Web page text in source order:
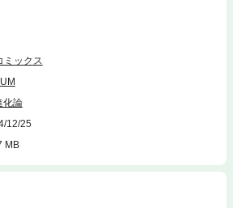
ミックス
化論
12/25
MB